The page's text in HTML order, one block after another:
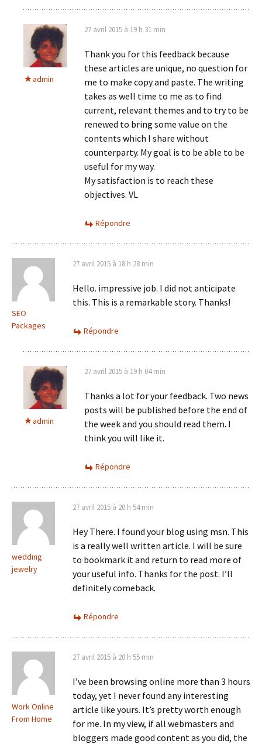
admin
27 avril 2015 à 19 h 31 min
Thank you for this feedback because
these articles are unique, no question for
me to make copy and paste. The writing
takes as well time to me as to find
current, relevant themes and to try to be
renewed to bring some value on the
contents which I share without
counterparty. My goal is to be able to be
useful for my way.
My satisfaction is to reach these
objectives. VL
Répondre
SEO
Packages
27 avril 2015 à 18 h 28 min
Hello. impressive job. I did not anticipate
this. This is a remarkable story. Thanks!
Répondre
admin
27 avril 2015 à 19 h 04 min
Thanks a lot for your feedback. Two news
posts will be published before the end of
the week and you should read them. I
think you will like it.
Répondre
wedding
jewelry
27 avril 2015 à 20 h 54 min
Hey There. I found your blog using msn. This
is a really well written article. I will be sure
to bookmark it and return to read more of
your useful info. Thanks for the post. I’ll
definitely comeback.
Répondre
Work Online
From Home
27 avril 2015 à 20 h 55 min
I’ve been browsing online more than 3 hours
today, yet I never found any interesting
article like yours. It’s pretty worth enough
for me. In my view, if all webmasters and
bloggers made good content as you did, the